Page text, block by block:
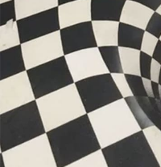
Cool Esport
Pořady
TV Program
Sledujte prima+